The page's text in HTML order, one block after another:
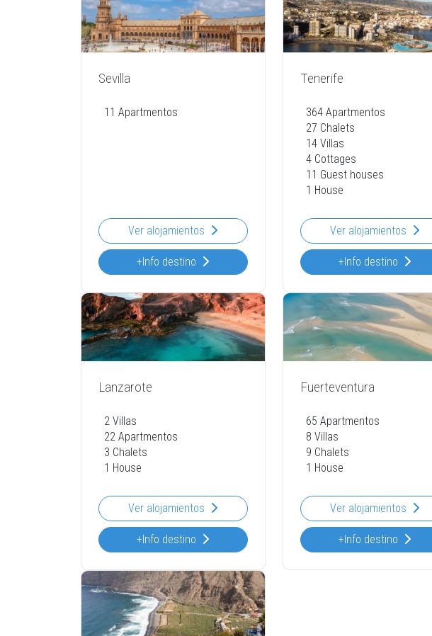
Sevilla
11 Apartmentos
Ver alojamientos
+Info destino
Tenerife
364 Apartmentos
27 Chalets
14 Villas
4 Cottages
11 Guest houses
1 House
Ver alojamientos
+Info destino
Lanzarote
2 Villas
22 Apartmentos
3 Chalets
1 House
Ver alojamientos
+Info destino
Fuerteventura
65 Apartmentos
8 Villas
9 Chalets
1 House
Ver alojamientos
+Info destino